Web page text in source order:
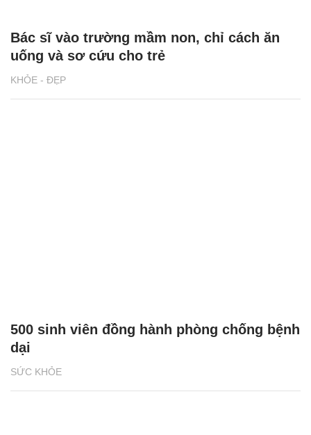
KHỎE - ĐẸP
Bác sĩ vào trường mầm non, chỉ cách ăn
uống và sơ cứu cho trẻ
SỨC KHỎE
500 sinh viên đồng hành phòng chống bệnh
dại